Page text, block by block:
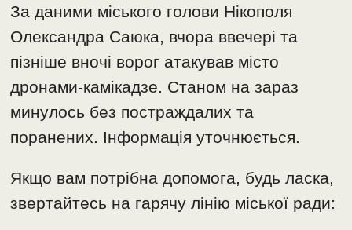
За даними міського голови Нікополя
Олександра Саюка, вчора ввечері та
пізніше вночі ворог атакував місто
дронами-камікадзе. Станом на зараз
минулось без постраждалих та
поранених. Інформація уточнюється.
Якщо вам потрібна допомога, будь ласка,
звертайтесь на гарячу лінію міської ради: